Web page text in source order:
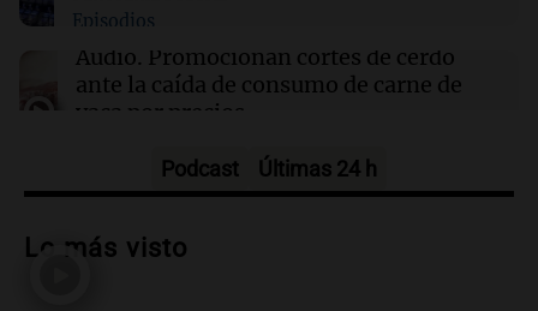
Hermano tras rumores de suspensión en
Telefe
Episodios
Audio. Promocionan cortes de cerdo
ante la caída de consumo de carne de
vaca por precios.
Cayetano en Rosario.
Podcast Últimas 24 h
Lo más visto